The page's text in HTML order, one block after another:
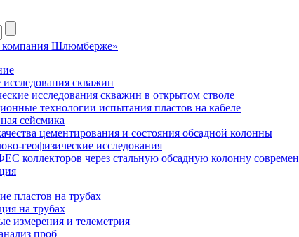
исследования скважин
исследования скважин в открытом стволе
технологии испытания пластов на кабеле
сейсмика
цементирования и состояния обсадной колонны
геофизические исследования
коллекторов через стальную обсадную колонну
пластов на трубах
на трубах
измерения и телеметрия
проб